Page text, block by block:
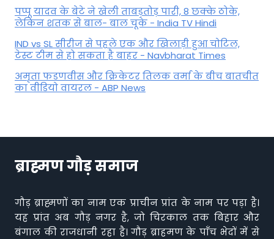
पप्पू यादव के बेटे ने खेली ताबड़तोड़ पारी, 8 छक्के ठोके,
लेकिन शतक से बाल- बाल चूके - India TV Hindi
IND vs SL सीरीज से पहले एक और खिलाड़ी हुआ चोटिल,
टेस्ट टीम से हो सकता है बाहर - Navbharat Times
अमृता फडणवीस और क्रिकेटर तिलक वर्मा के बीच बातचीत
का वीडियो वायरल - ABP News
ब्राह्मण गौड़ समाज
गौड़ ब्राह्मणों का नाम एक प्राचीन प्रांत के नाम पर पड़ा है।
यह प्रांत अब गौड़ नगर है, जो चिरकाल तक बिहार और
बंगाल की राजधानी रहा है। गौड़ ब्राहमण के पाँच भेदों में से